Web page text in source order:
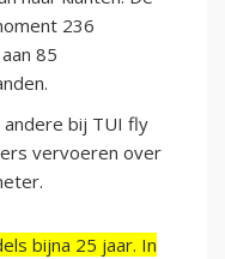
236
85
andere bij TUI fly
vervoeren over
bijna 25 jaar. In